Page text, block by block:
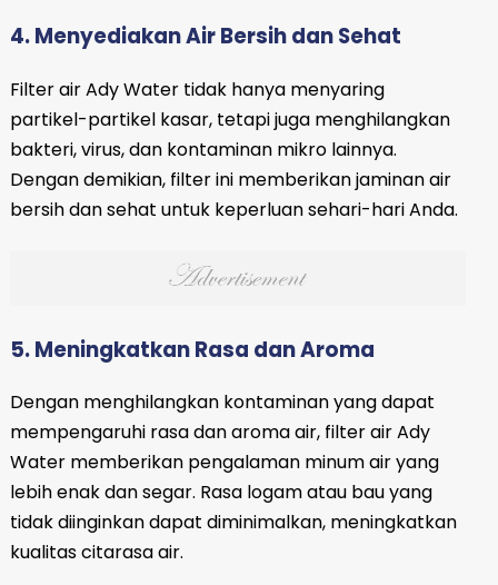
4. Menyediakan Air Bersih dan Sehat
Filter air Ady Water tidak hanya menyaring
partikel-partikel kasar, tetapi juga menghilangkan
bakteri, virus, dan kontaminan mikro lainnya.
Dengan demikian, filter ini memberikan jaminan air
bersih dan sehat untuk keperluan sehari-hari Anda.
5. Meningkatkan Rasa dan Aroma
Dengan menghilangkan kontaminan yang dapat
mempengaruhi rasa dan aroma air, filter air Ady
Water memberikan pengalaman minum air yang
lebih enak dan segar. Rasa logam atau bau yang
tidak diinginkan dapat diminimalkan, meningkatkan
kualitas citarasa air.